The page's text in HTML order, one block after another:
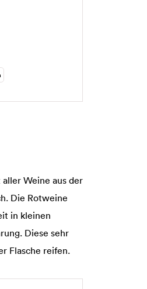
Weine aus der
Die Rotweine
in kleinen
Diese sehr
Flasche reifen.